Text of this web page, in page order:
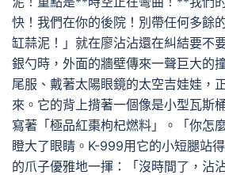
快！我們在你的後院！別帶任何多
缸蒜泥！」就在廖沾沾還在糾結要不
銀勺時，外面的牆壁傳來一聲巨大的
尾服、戴著太陽眼鏡的太空吉娃娃，
來。它的背上揹著一個像是小型瓦斯
寫著「極品紅棗枸杞燃料」。「你
瞪大了眼睛。K-999用它的小短腿站
的爪子優雅地一揮：「沒時間了，沾